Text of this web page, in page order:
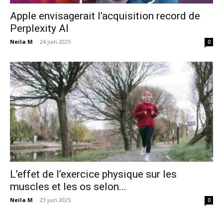
Apple envisagerait l’acquisition record de
Perplexity AI
Neila M - 24 juin 2025 0
L’effet de l’exercice physique sur les
muscles et les os selon...
Neila M - 23 juin 2025 0